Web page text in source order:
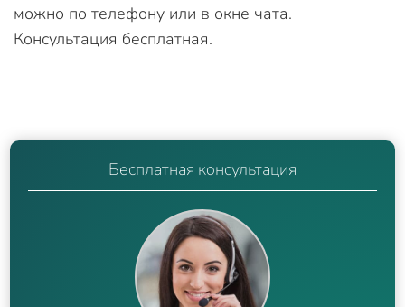
можно по телефону или в окне чата.
Консультация бесплатная.
Бесплатная консультация